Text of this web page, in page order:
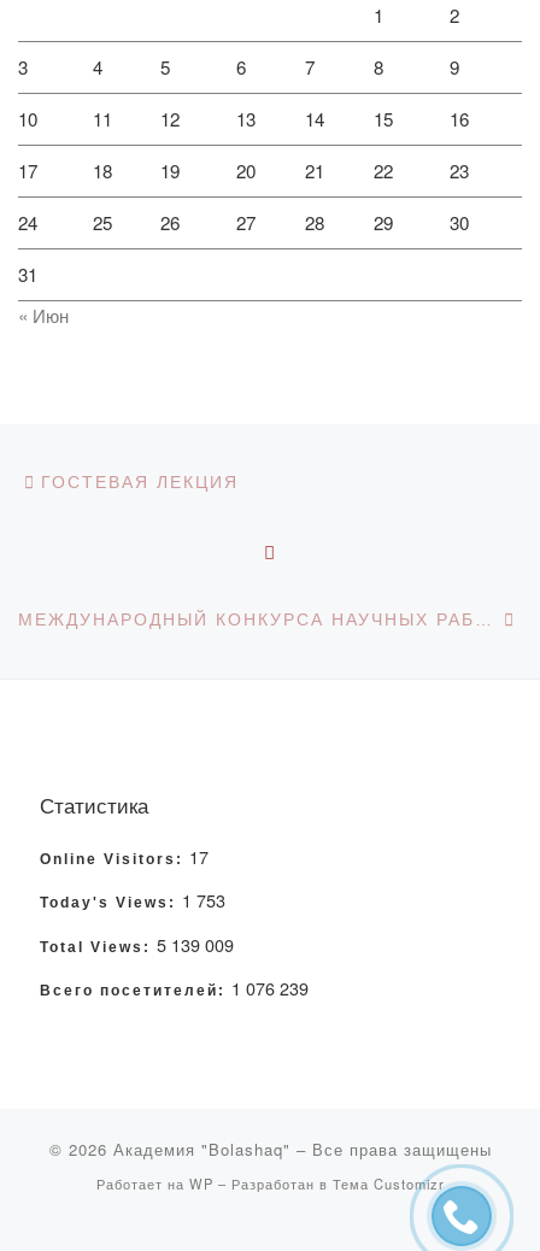
1 2
3 4 5 6 7 8 9
10 11 12 13 14 15 16
17 18 19 20 21 22 23
24 25 26 27 28 29 30
31
« Июн
Навигация по записям
ГОСТЕВАЯ ЛЕКЦИЯ
Статистика
Online Visitors: 17
Today's Views: 1 753
Total Views: 5 139 009
Всего посетителей: 1 076 239
© 2026 Академия "Bolashaq" – Все права защищены
Работает на WP – Разработан в Тема Customizr